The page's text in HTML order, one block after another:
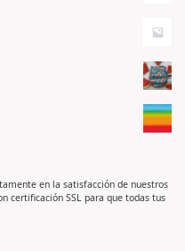
en la satisfacción de nuestros
certificación SSL para que todas tus